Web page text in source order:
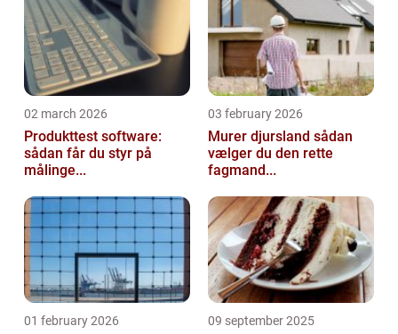
02 march 2026
Produkttest software:
sådan får du styr på
målinge...
03 february 2026
Murer djursland sådan
vælger du den rette
fagmand...
01 february 2026 09 september 2025